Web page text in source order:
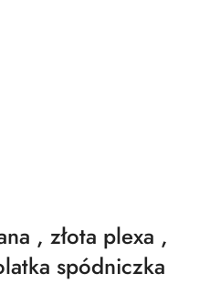
, złota plexa ,
spódniczka